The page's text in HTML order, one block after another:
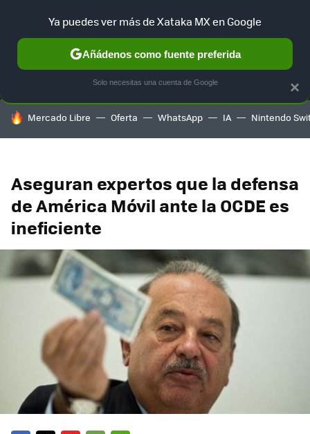
MENÚ NUEVO
GAMING HOME AUTO
HOY SE HABLA DE
Mercado Libre Oferta WhatsApp IA Nintendo
Aseguran expertos que la defensa
de América Móvil ante la OCDE es
ineficiente
×
Ya puedes ver más de Xataka MX en Google
Añádenos como fuente preferida
Solo necesitas una cuenta de Google